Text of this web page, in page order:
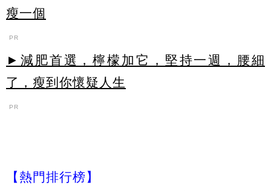
瘦一個
PR
►減肥首選，檸檬加它，堅持一週，腰細
了，瘦到你懷疑人生
PR
【熱門排行榜】